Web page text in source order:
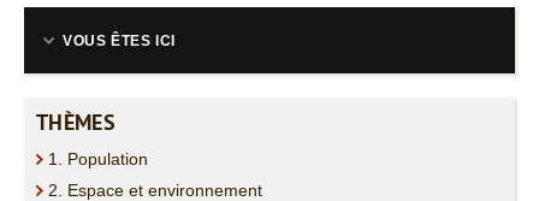
VOUS ÊTES ICI
THÈMES
1. Population
2. Espace et environnement